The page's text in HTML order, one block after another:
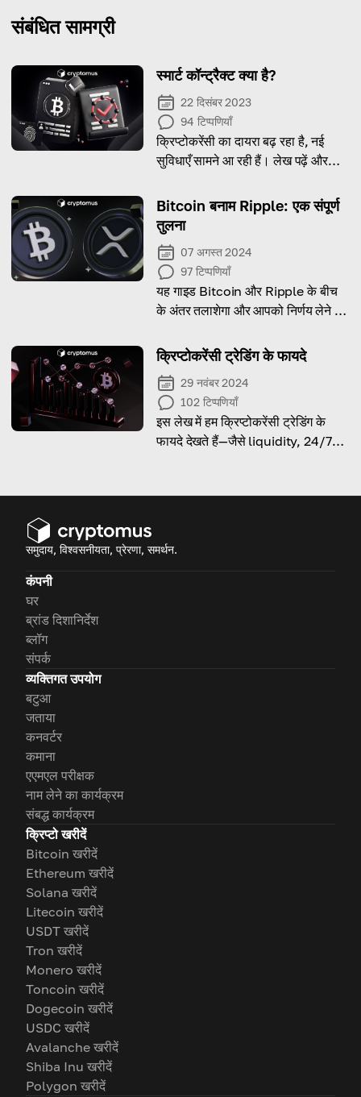
संबंधित सामग्री
स्मार्ट कॉन्ट्रैक्ट क्या है?
22 दिसंबर 2023
94 टिप्पणियाँ
क्रिप्टोकरेंसी का दायरा बढ़ रहा है, नई
सुविधाएँ सामने आ रही हैं। लेख पढ़ें और
उपयोग किस लिए किया जाता है।
Bitcoin बनाम Ripple: एक संपूर्ण
तुलना
07 अगस्त 2024
97 टिप्पणियाँ
यह गाइड Bitcoin और Ripple के बीच
के अंतर तलाशेगा और आपको निर्णय लेने में
काम करेगा!
क्रिप्टोकरेंसी ट्रेडिंग के फायदे
29 नवंबर 2024
102 टिप्पणियाँ
इस लेख में हम क्रिप्टोकरेंसी ट्रेडिंग के
फायदे देखते हैं—जैसे liquidity, 24/7
समुदाय, विश्वसनीयता, प्रेरणा, समर्थन.
कंपनी
घर
ब्रांड दिशानिर्देश
ब्लॉग
संपर्क
व्यक्तिगत उपयोग
बटुआ
जताया
कनवर्टर
कमाना
एएमएल परीक्षक
नाम लेने का कार्यक्रम
संबद्ध कार्यक्रम
क्रिप्टो खरीदें
Bitcoin खरीदें
Ethereum खरीदें
Solana खरीदें
Litecoin खरीदें
USDT खरीदें
Tron खरीदें
Monero खरीदें
Toncoin खरीदें
Dogecoin खरीदें
USDC खरीदें
Avalanche खरीदें
Shiba Inu खरीदें
Polygon खरीदें